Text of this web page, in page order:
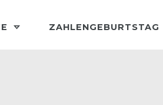
ZAHLENGEBURTSTAG